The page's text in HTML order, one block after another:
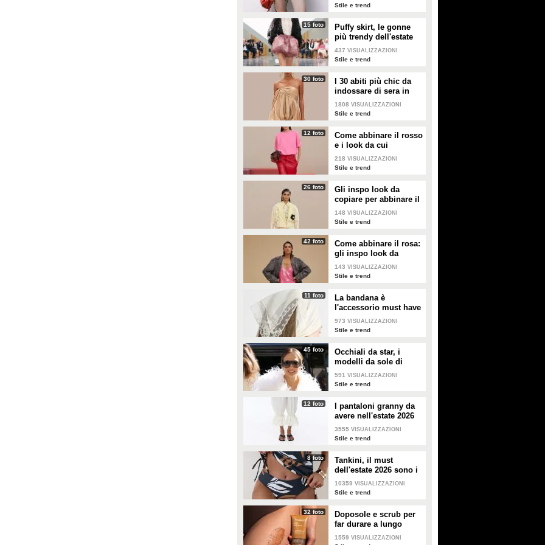
2026
Stile e trend
15 foto
Puffy skirt, le gonne
più trendy dell'estate
2026 sono quelle a
palloncino
437 VISUALIZZAZIONI
Stile e trend
30 foto
I 30 abiti più chic da
indossare di sera in
estate
1808 VISUALIZZAZIONI
Stile e trend
12 foto
Come abbinare il rosso
e i look da cui
prendere ispirazione
218 VISUALIZZAZIONI
Stile e trend
26 foto
Gli inspo look da
copiare per abbinare il
giallo
148 VISUALIZZAZIONI
Stile e trend
42 foto
Come abbinare il rosa:
gli inspo look da
copiare
143 VISUALIZZAZIONI
Stile e trend
11 foto
La bandana è
l'accessorio must have
dell'estate 2026: i
modelli di tendenza
973 VISUALIZZAZIONI
Stile e trend
45 foto
Occhiali da star, i
modelli da sole di
tendenza per l'estate
2026
591 VISUALIZZAZIONI
Stile e trend
12 foto
I pantaloni granny da
avere nell'estate 2026
3555 VISUALIZZAZIONI
Stile e trend
8 foto
Tankini, il must
dell'estate 2026 sono i
costumi con la canotta
10359 VISUALIZZAZIONI
Stile e trend
32 foto
Doposole e scrub per
far durare a lungo
l'abbronzatura in estate
1559 VISUALIZZAZIONI